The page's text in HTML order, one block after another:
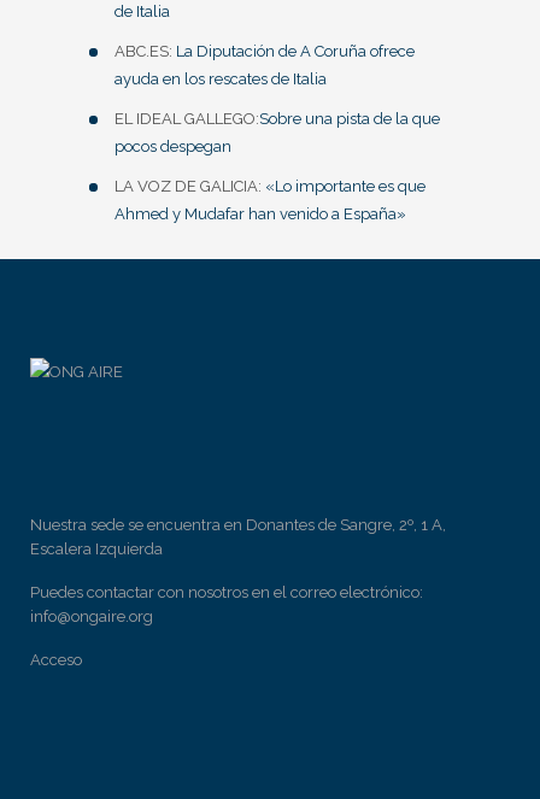
de Italia
ABC.ES: La Diputación de A Coruña ofrece
ayuda en los rescates de Italia
EL IDEAL GALLEGO:Sobre una pista de la que
pocos despegan
LA VOZ DE GALICIA: «Lo importante es que
Ahmed y Mudafar han venido a España»
Nuestra sede se encuentra en Donantes de Sangre, 2º, 1 A,
Escalera Izquierda
Puedes contactar con nosotros en el correo electrónico:
info@ongaire.org
Acceso